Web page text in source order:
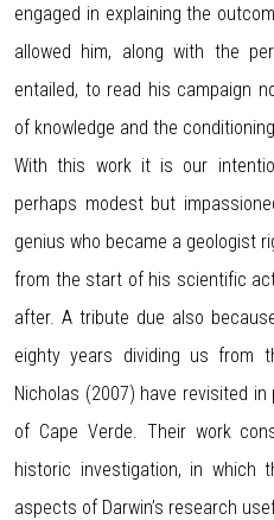
engaged in explaining the
allowed him, along with the
entailed, to read his campaign
of knowledge and the
With this work it is our
perhaps modest but
genius who became a geologist
from the start of his scientific
after. A tribute due also
eighty years dividing us from
Nicholas (2007) have revisited in
of Cape Verde. Their work
historic investigation, in which
aspects of Darwin’s research